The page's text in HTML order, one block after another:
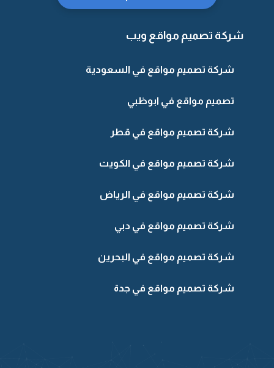
شركة تصميم مواقع ويب
شركة تصميم مواقع في السعودية
تصميم مواقع في ابوظبي
شركة تصميم مواقع في قطر
شركة تصميم مواقع في الكويت
شركة تصميم مواقع في الرياض
شركة تصميم مواقع في دبي
شركة تصميم مواقع في البحرين
شركة تصميم مواقع في جدة